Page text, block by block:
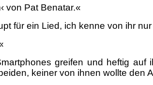
von Pat Benatar.«
für ein Lied, ich kenne von ihr nur
greifen und heftig auf
keiner von ihnen wollte den